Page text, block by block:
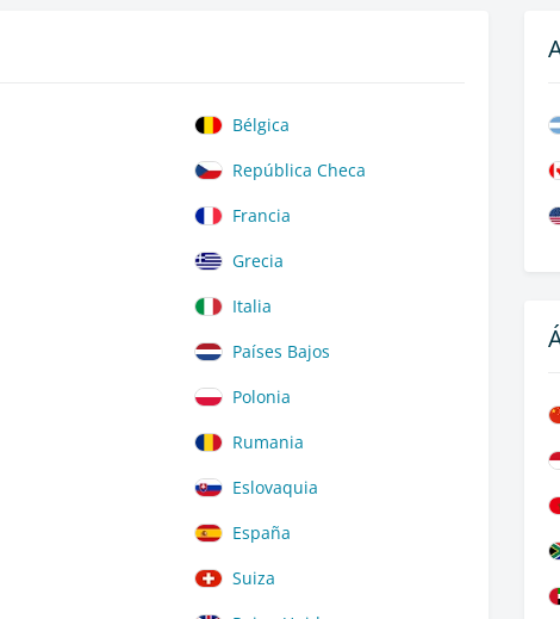
Bélgica
República Checa
Francia
Grecia
Italia
Países Bajos
Polonia
Rumania
Eslovaquia
España
Suiza